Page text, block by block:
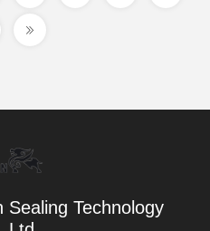
Sealing Technology